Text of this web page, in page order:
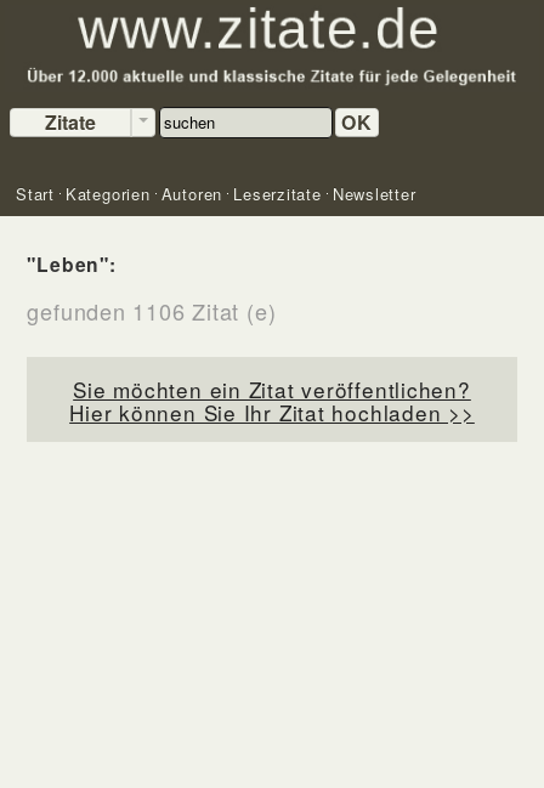
Zitate OK
Start Kategorien Autoren Leserzitate Newsletter
"Leben":
gefunden 1106 Zitat (e)
Sie möchten ein Zitat veröffentlichen?
Hier können Sie Ihr Zitat hochladen >>